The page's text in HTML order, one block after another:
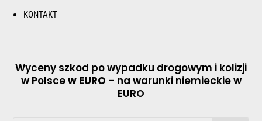
KONTAKT
Wyceny szkod po wypadku drogowym i kolizji
w Polscew EURO – na warunki niemieckie w
EURO